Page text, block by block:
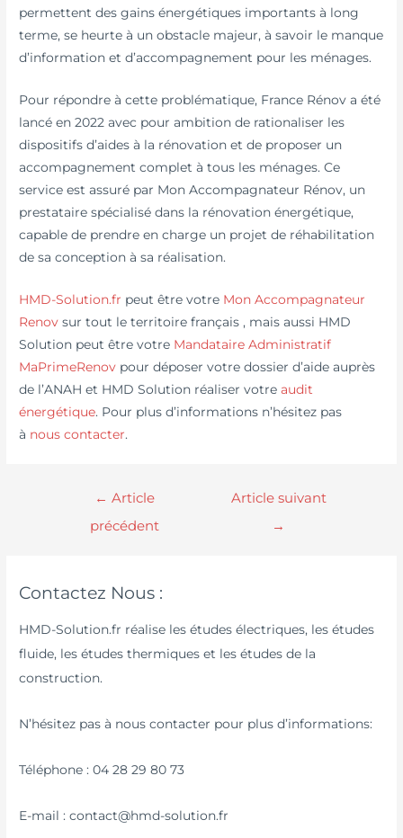
permettent des gains énergétiques importants à long
terme, se heurte à un obstacle majeur, à savoir le manque
d’information et d’accompagnement pour les ménages.
Pour répondre à cette problématique, France Rénov a été
lancé en 2022 avec pour ambition de rationaliser les
dispositifs d’aides à la rénovation et de proposer un
accompagnement complet à tous les ménages. Ce
service est assuré par Mon Accompagnateur Rénov, un
prestataire spécialisé dans la rénovation énergétique,
capable de prendre en charge un projet de réhabilitation
de sa conception à sa réalisation.
HMD-Solution.fr peut être votre Mon Accompagnateur
Renov sur tout le territoire français , mais aussi HMD
Solution peut être votre Mandataire Administratif
MaPrimeRenov pour déposer votre dossier d’aide auprès
de l’ANAH et HMD Solution réaliser votreaudit
énergétique. Pour plus d’informations n’hésitez pas
à nous contacter.
← Article
précédent
Article suivant
→
Contactez Nous :
HMD-Solution.fr réalise les études électriques, les études
fluide, les études thermiques et les études de la
construction.
N’hésitez pas à nous contacter pour plus d’informations:
Téléphone : 04 28 29 80 73
E-mail : contact@hmd-solution.fr